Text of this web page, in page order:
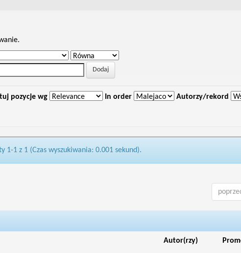
pozycje wg In order Autorzy/rekord
1-1 z 1 (Czas wyszukiwania: 0.001 sekund).
Autor(rzy)